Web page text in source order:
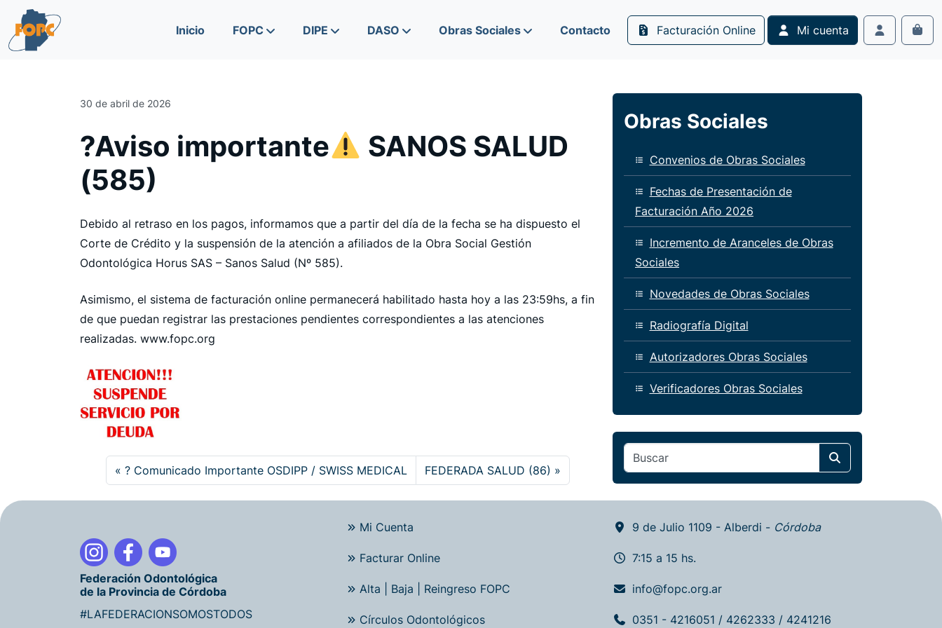
Skip to content
Skip to footer
Inicio
FOPC DIPE DASO Obras Sociales Contacto Facturación Online
Mi cuenta
Account
Cart
30 de abril de 2026
?Aviso importante
SANOS SALUD
(585)
Debido al retraso en los pagos, informamos que a partir del día de la fecha se ha dispuesto el
Corte de Crédito y la suspensión de la atención a afiliados de la Obra Social Gestión
Odontológica Horus SAS – Sanos Salud (Nº 585).
Asimismo, el sistema de facturación online permanecerá habilitado hasta hoy a las 23:59hs, a fin
de que puedan registrar las prestaciones pendientes correspondientes a las atenciones
realizadas. www.fopc.org
? Comunicado Importante OSDIPP / SWISS MEDICAL FEDERADA SALUD (86)
Obras Sociales
Convenios de Obras Sociales
Fechas de Presentación de
Facturación Año 2026
Incremento de Aranceles de Obras
Sociales
Novedades de Obras Sociales
Radiografía Digital
Autorizadores Obras Sociales
Verificadores Obras Sociales
Federación Odontológica
de la Provincia de Córdoba
#LAFEDERACIONSOMOSTODOS
Mi Cuenta
Facturar Online
Alta | Baja | Reingreso FOPC
Círculos Odontológicos
9 de Julio 1109 - Alberdi - Córdoba
7:15 a 15 hs.
info@fopc.org.ar
0351 - 4216051 / 4262333 / 4241216